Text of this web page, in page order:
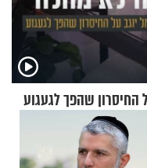
החיסרון שהפך לגעגוע